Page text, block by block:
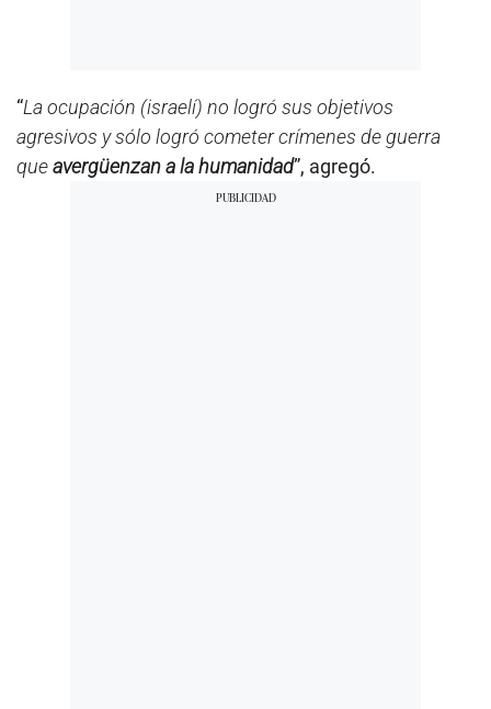
“La ocupación (israelí) no logró sus objetivos
agresivos y sólo logró cometer crímenes de guerra
queavergüenzan a la humanidad”, agregó.